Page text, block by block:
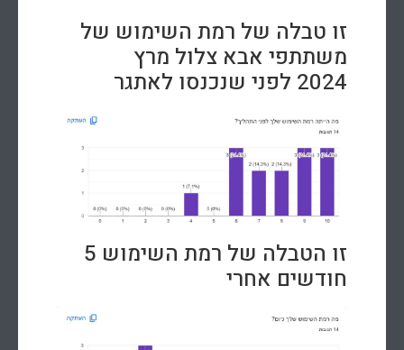
זו טבלה של רמת השימוש של
משתתפי אבא צלול מרץ
2024 לפני שנכנסו לאתגר
זו הטבלה של רמת השימוש 5
חודשים אחרי